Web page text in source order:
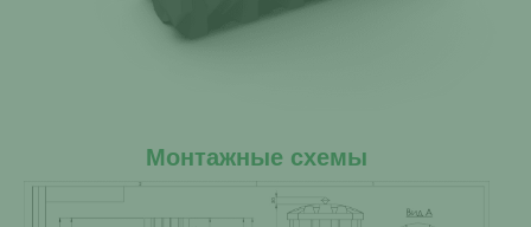
Монтажные схемы